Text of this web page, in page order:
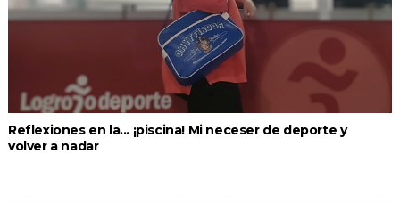
Reflexiones en la... ¡piscina! Mi neceser de deporte y
volver a nadar